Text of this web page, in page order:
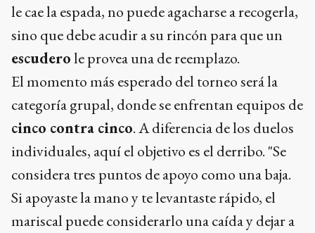
le cae la espada, no puede agacharse a recogerla,
sino que debe acudir a su rincón para que un
escuderole provea una de reemplazo.
El momento más esperado del torneo será la
categoría grupal, donde se enfrentan equipos de
cinco contra cinco. A diferencia de los duelos
individuales, aquí el objetivo es el derribo. "Se
considera tres puntos de apoyo como una baja.
Si apoyaste la mano y te levantaste rápido, el
mariscal puede considerarlo una caída y dejar a